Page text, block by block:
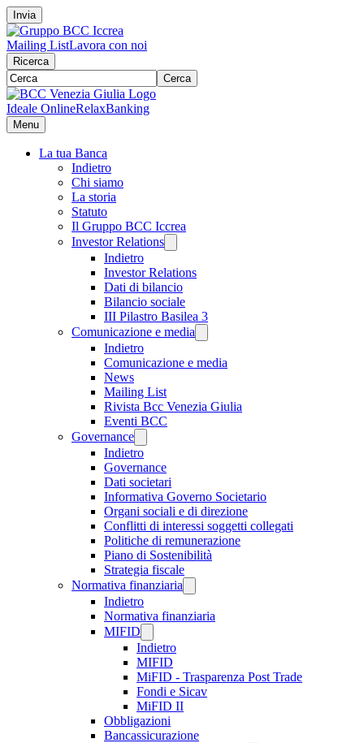
Invia
Mailing ListLavora con noi
Ricerca
Cerca
Ideale OnlineRelaxBanking
Menu
La tua Banca
Indietro
Chi siamo
La storia
Statuto
Il Gruppo BCC Iccrea
Investor Relations
Indietro
Investor Relations
Dati di bilancio
Bilancio sociale
III Pilastro Basilea 3
Comunicazione e media
Indietro
Comunicazione e media
News
Mailing List
Rivista Bcc Venezia Giulia
Eventi BCC
Governance
Indietro
Governance
Dati societari
Informativa Governo Societario
Organi sociali e di direzione
Conflitti di interessi soggetti collegati
Politiche di remunerazione
Piano di Sostenibilità
Strategia fiscale
Normativa finanziaria
Indietro
Normativa finanziaria
MIFID
Indietro
MIFID
MiFID - Trasparenza Post Trade
Fondi e Sicav
MiFID II
Obbligazioni
Bancassicurazione